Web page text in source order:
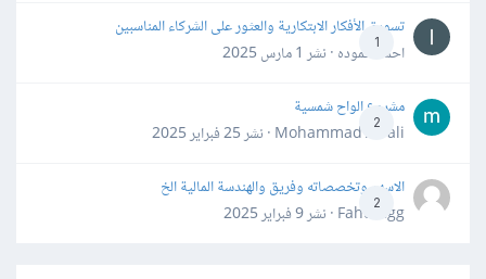
1
تسويق الأفكار الابتكارية والعثور على الشركاء المناسبين
احمد حموده · نشر 1 مارس 2025
2
مشروع الواح شمسية
Mohammad Awali · نشر
25 فبراير 2025
2
الاسهم وتخصصاته وفريق والهندسة المالية الخ
Fahd Ggg · نشر
9 فبراير 2025